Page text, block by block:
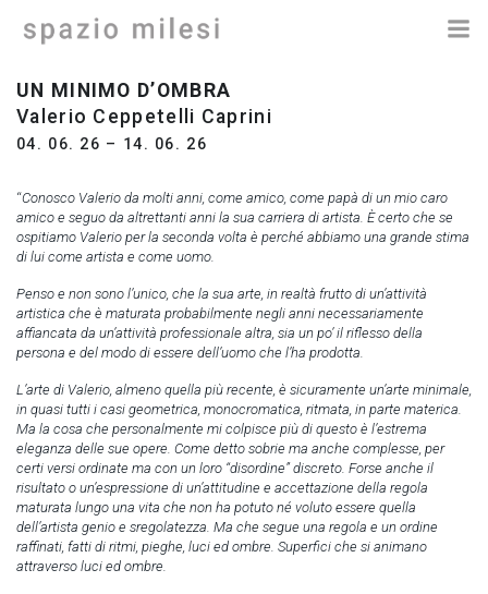
UN MINIMO D’OMBRA
Valerio Ceppetelli Caprini
04. 06. 26 – 14. 06. 26
“Conosco Valerio da molti anni, come amico, come papà di un mio caro
amico e seguo da altrettanti anni la sua carriera di artista. È certo che se
ospitiamo Valerio per la seconda volta è perché abbiamo una grande stima
di lui come artista e come uomo.
Penso e non sono l’unico, che la sua arte, in realtà frutto di un’attività
artistica che è maturata probabilmente negli anni necessariamente
affiancata da un’attività professionale altra, sia un po’ il riflesso della
persona e del modo di essere dell’uomo che l’ha prodotta.
L’arte di Valerio, almeno quella più recente, è sicuramente un’arte minimale,
in quasi tutti i casi geometrica, monocromatica, ritmata, in parte materica.
Ma la cosa che personalmente mi colpisce più di questo è l’estrema
eleganza delle sue opere. Come detto sobrie ma anche complesse, per
certi versi ordinate ma con un loro “disordine” discreto. Forse anche il
risultato o un’espressione di un’attitudine e accettazione della regola
maturata lungo una vita che non ha potuto né voluto essere quella
dell’artista genio e sregolatezza. Ma che segue una regola e un ordine
raffinati, fatti di ritmi, pieghe, luci ed ombre. Superfici che si animano
attraverso luci ed ombre.